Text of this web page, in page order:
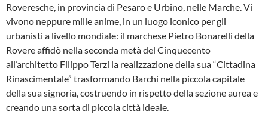
Roveresche, in provincia di Pesaro e Urbino, nelle Marche. Vi
vivono neppure mille anime, in un luogo iconico per gli
urbanisti a livello mondiale: il marchese Pietro Bonarelli della
Rovere affidò nella seconda metà del Cinquecento
all’architetto Filippo Terzi la realizzazione della sua “Cittadina
Rinascimentale” trasformando Barchi nella piccola capitale
della sua signoria, costruendo in rispetto della sezione aurea e
creando una sorta di piccola città ideale.